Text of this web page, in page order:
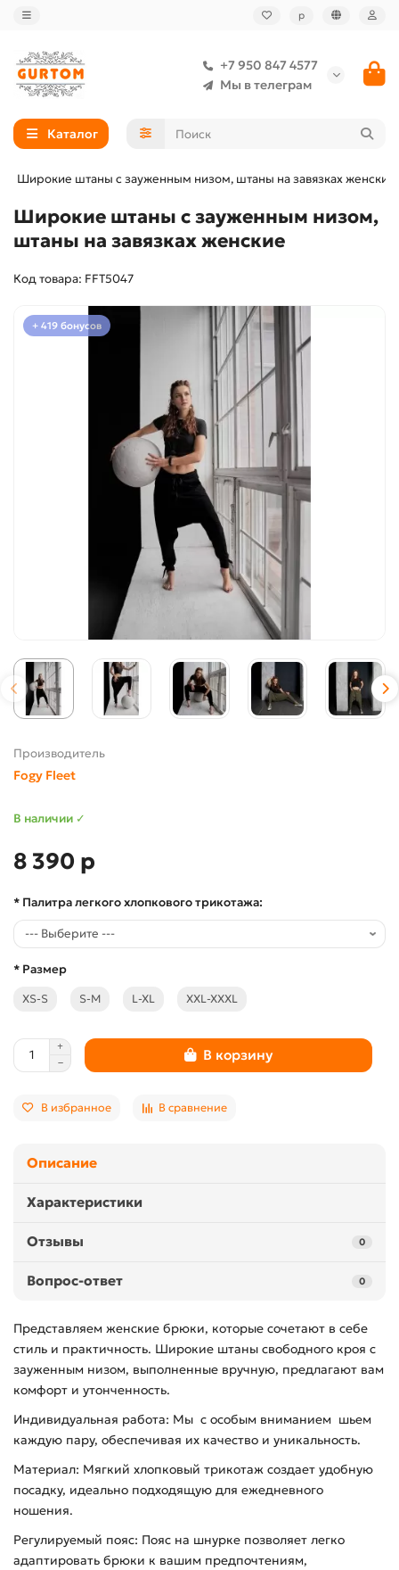
р
+7 950 847 4577
Мы в телеграм
Каталог
Широкие штаны с зауженным низом, штаны на завязках женские
Широкие штаны с зауженным низом,
штаны на завязках женские
Код товара: FFT5047
+ 419 бонусов
Производитель
Fogy Fleet
В наличии ✓
8 390 р
* Палитра легкого хлопкового трикотажа:
* Размер
XS-S S-M L-XL XXL-XXXL
В корзину
В избранное В сравнение
Описание
Характеристики
Отзывы 0
Вопрос-ответ 0
Представляем женские брюки, которые сочетают в себе
стиль и практичность. Широкие штаны свободного кроя с
зауженным низом, выполненные вручную, предлагают вам
комфорт и утонченность.
Индивидуальная работа: Мы с особым вниманием шьем
каждую пару, обеспечивая их качество и уникальность.
Материал: Мягкий хлопковый трикотаж создает удобную
посадку, идеально подходящую для ежедневного
ношения.
Регулируемый пояс: Пояс на шнурке позволяет легко
адаптировать брюки к вашим предпочтениям,